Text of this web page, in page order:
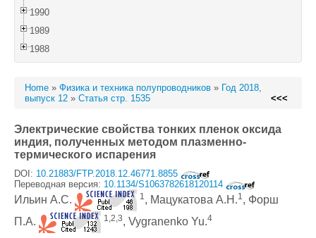
1990
1989
1988
Home » Физика и техника полупроводников » Год 2018,
выпуск 12 » Статья стр. 1535 <<<
Электрические свойства тонких пленок оксида
индия, полученных методом плазменно-
термического испарения
DOI: 10.21883/FTP.2018.12.46771.8855
Переводная версия: 10.1134/S1063782618120114
Ильин А.С. 1 , Мацукатова А.Н.1 , Форш
П.А.
1,2,3, Vygranenko Yu.4